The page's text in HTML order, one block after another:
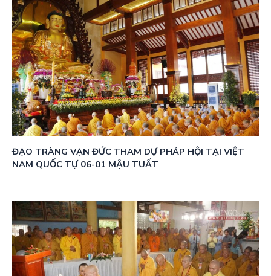
ĐẠO TRÀNG VẠN ĐỨC THAM DỰ PHÁP HỘI TẠI VIỆT
NAM QUỐC TỰ 06-01 MẬU TUẤT